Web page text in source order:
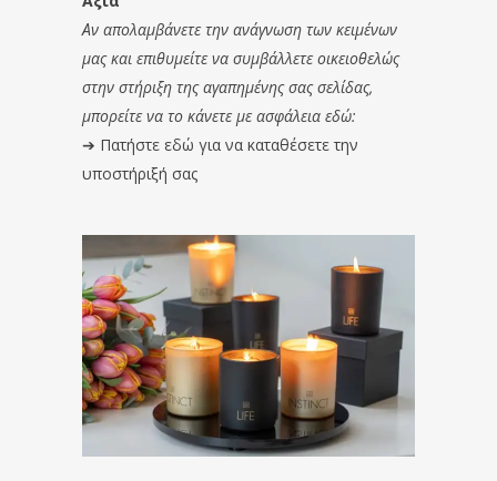
Αν απολαμβάνετε την ανάγνωση των κειμένων
μας και επιθυμείτε να συμβάλλετε οικειοθελώς
στην στήριξη της αγαπημένης σας σελίδας,
μπορείτε να το κάνετε με ασφάλεια εδώ:
➔ Πατήστε εδώ για να καταθέσετε την
υποστήριξή σας